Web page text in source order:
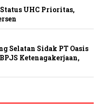
UHC Prioritas,
Selatan Sidak PT Oasis
Ketenagakerjaan,